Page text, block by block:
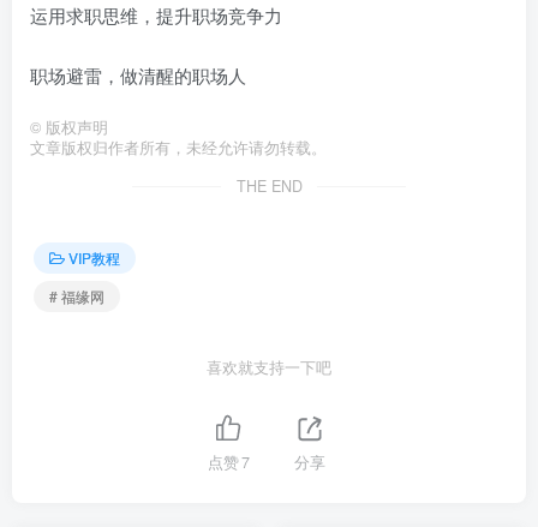
运用求职思维，提升职场竞争力
职场避雷，做清醒的职场人
© 版权声明
文章版权归作者所有，未经允许请勿转载。
THE END
VIP教程
# 福缘网
喜欢就支持一下吧
点赞7 分享